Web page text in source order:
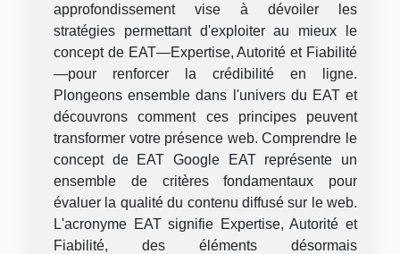
approfondissement vise à dévoiler les
stratégies permettant d'exploiter au mieux le
concept de EAT—Expertise, Autorité et Fiabilité
—pour renforcer la crédibilité en ligne.
Plongeons ensemble dans l'univers du EAT et
découvrons comment ces principes peuvent
transformer votre présence web. Comprendre le
concept de EAT Google EAT représente un
ensemble de critères fondamentaux pour
évaluer la qualité du contenu diffusé sur le web.
L'acronyme EAT signifie Expertise, Autorité et
Fiabilité, des éléments désormais